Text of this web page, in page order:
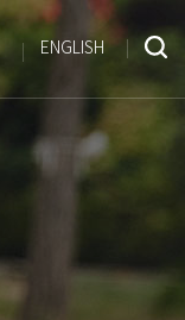
ENGLISH